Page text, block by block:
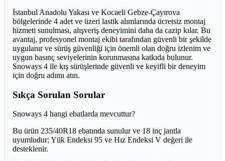
İstanbul Anadolu Yakası ve Kocaeli Gebze-Çayırova
bölgelerinde 4 adet ve üzeri lastik alımlarında ücretsiz montaj
hizmeti sunulması, alışveriş deneyimini daha da cazip kılar. Bu
avantaj, profesyonel montaj ekibi tarafından güvenli bir şekilde
uygulanır ve sürüş güvenliği için önemli olan doğru izlenim ve
uygun basınç seviyelerinin korunmasına katkıda bulunur.
Snoways 4 ile kış sürüşlerinde güvenli ve keyifli bir deneyim
için doğru adımı atın.
Sıkça Sorulan Sorular
Snoways 4 hangi ebatlarda mevcuttur?
Bu ürün 235/40R18 ebatında sunulur ve 18 inç jantla
uyumludur; Yük Endeksi 95 ve Hız Endeksi V değeri ile
desteklenir.